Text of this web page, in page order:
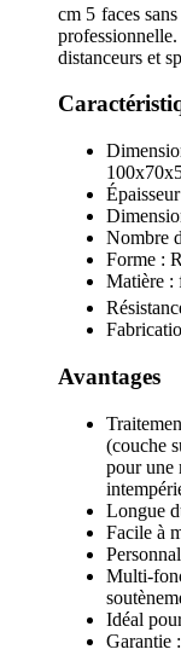
cm 5 faces
distanceurs et
Nombre
Forme :
Matière :
Avantages
(couche
pour une
Longue
Facile à
Multi-
Idéal
Garantie